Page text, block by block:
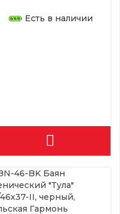
Есть в наличии